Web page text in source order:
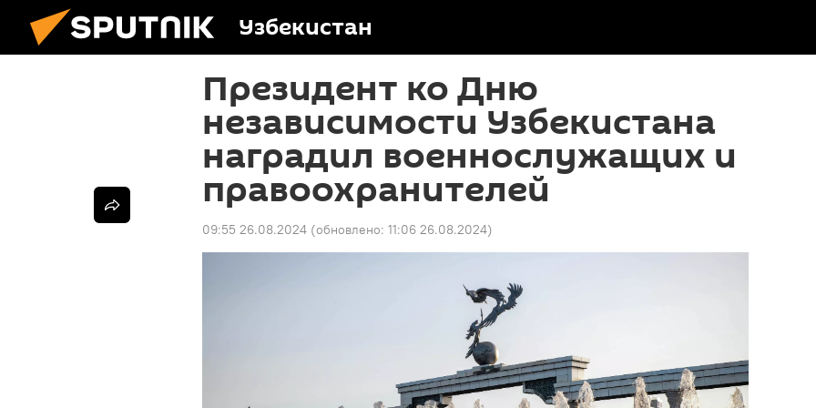
Узбекистан
Президент ко Дню
независимости Узбекистана
наградил военнослужащих и
правоохранителей
09:55 26.08.2024 (обновлено: 11:06 26.08.2024)